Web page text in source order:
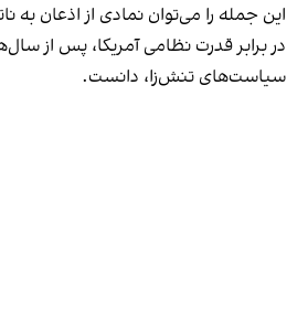
این جمله را می‌توان نمادی از اذعان به
در برابر قدرت نظامی آمریکا، پس از
سیاست‌های تنش‌زا، دانست.